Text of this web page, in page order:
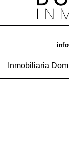
Inmobiliaria